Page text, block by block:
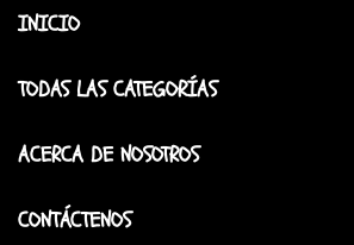
INICIO
TODAS LAS CATEGORÍAS
ACERCA DE NOSOTROS
CONTÁCTENOS